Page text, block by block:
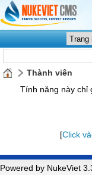
Thành viên
Tính năng này chỉ
[Click
Powered by NukeViet